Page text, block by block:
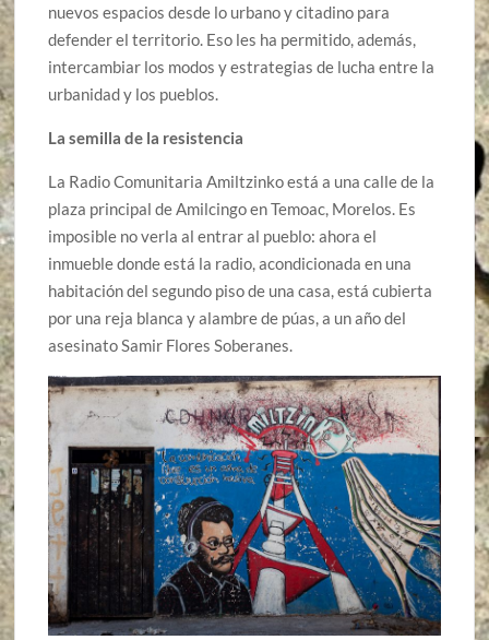
nuevos espacios desde lo urbano y citadino para
defender el territorio. Eso les ha permitido, además,
intercambiar los modos y estrategias de lucha entre la
urbanidad y los pueblos.
La semilla de la resistencia
La Radio Comunitaria Amiltzinko está a una calle de la
plaza principal de Amilcingo en Temoac, Morelos. Es
imposible no verla al entrar al pueblo: ahora el
inmueble donde está la radio, acondicionada en una
habitación del segundo piso de una casa, está cubierta
por una reja blanca y alambre de púas, a un año del
asesinato Samir Flores Soberanes.